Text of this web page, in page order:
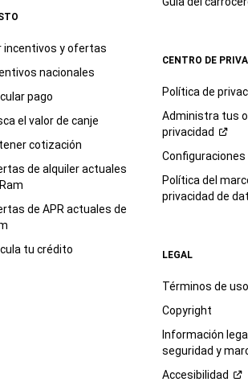
incentivos y ofertas
nacionales
pago
el valor de canje
cotización
de alquiler actuales
de APR actuales de
tu crédito
CENTRO DE
Política de
Administra tus
privacidad
Configuraciones
Política del
privacidad de
LEGAL
Términos de uso
Copyright
Información
seguridad y
Accesibilidad